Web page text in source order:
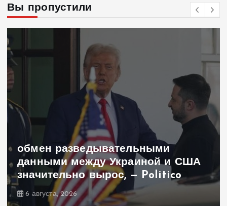
Вы пропустили
обмен разведывательными
данными между Украиной и США
значительно вырос, — Politico
6 августа, 2026